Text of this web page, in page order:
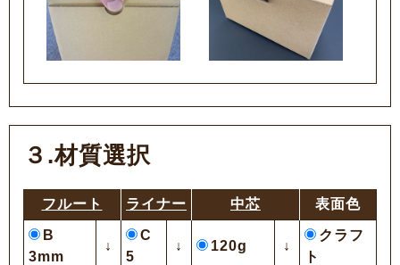
３.材質選択
フルート ライナー 中芯 表面色
B
3mm
↓
C
5
↓ 120g ↓
クラフ
ト